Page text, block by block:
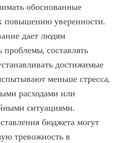
обоснованные
повышению уверенности.
дает людям
составлять
достижимые
меньше стресса,
расходами или
ситуациями.
бюджета могут
тревожность в